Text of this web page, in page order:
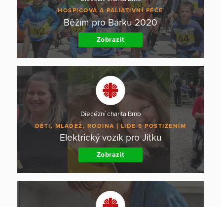
HOSPICOVÁ A PALIATIVNÍ PÉČE
Běžím pro Bárku 2020
Zobrazit
Diecézní charita Brno
DĚTI, MLÁDEŽ, RODINA LIDÉ S POSTIŽENÍM
Elektrický vozík pro Jitku
Zobrazit